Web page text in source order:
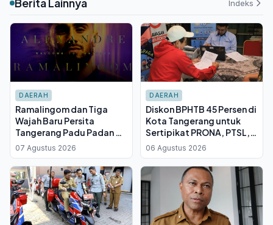
Berita Lainnya Indeks
DAERAH
Ramalingom dan Tiga
Wajah Baru Persita
Tangerang Padu Padan di
TC Yogyakarta, Fokus
Adaptasi Jelang BRI Super
League
07 Agustus 2026
DAERAH
Diskon BPHTB 45 Persen di
Kota Tangerang untuk
Sertipikat PRONA, PTSL,
dan PTKL, Berlaku Hingga
31 Agustus 2026
06 Agustus 2026